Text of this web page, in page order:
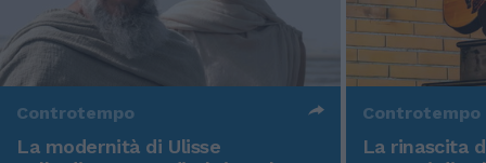
Controtempo
La modernità di Ulisse
Controtempo
La rinascita